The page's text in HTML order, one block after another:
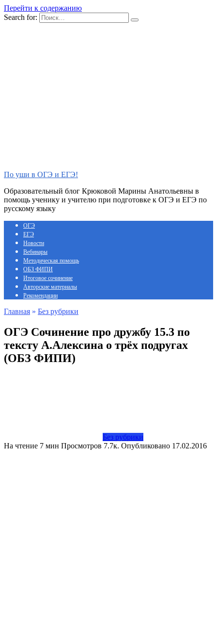
Перейти к содержанию
Search for:
По уши в ОГЭ и ЕГЭ!
Образовательный блог Крюковой Марины Анатольевны в
помощь ученику и учителю при подготовке к ОГЭ и ЕГЭ по
русскому языку
ОГЭ
ЕГЭ
Новости
Вебинары
Методическая помощь
ОБЗ ФИПИ
Итоговое сочинение
Авторские материалы
Рекомендации
Главная » Без рубрики
ОГЭ Сочинение про дружбу 15.3 по
тексту А.Алексина о трёх подругах
(ОБЗ ФИПИ)
Без рубрики
На чтение 7 мин Просмотров 7.7к. Опубликовано 17.02.2016